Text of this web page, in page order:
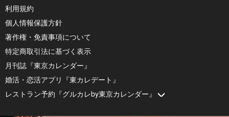
利用規約
個人情報保護方針
著作権・免責事項について
特定商取引法に基づく表示
月刊誌『東京カレンダー』
婚活・恋活アプリ『東カレデート』
レストラン予約『グルカレby東京カレンダー』